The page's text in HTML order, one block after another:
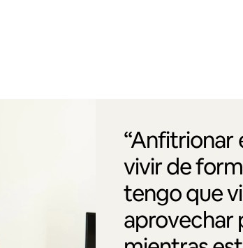
“Anfitrionar
vivir de
tengo que
aprovechar